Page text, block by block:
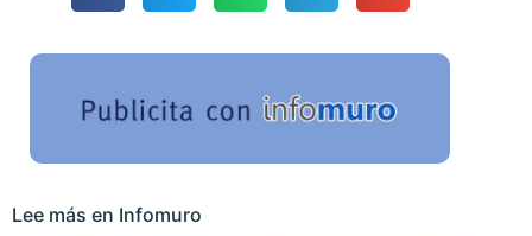
Lee más en Infomuro